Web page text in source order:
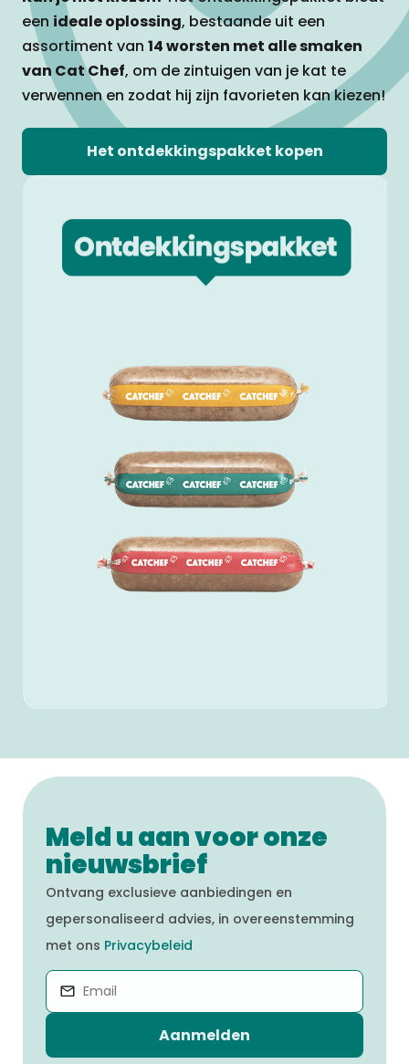
een ideale oplossing, bestaande uit een
assortiment van 14 worsten met alle smaken
van Cat Chef, om de zintuigen van je kat te
verwennen en zodat hij zijn favorieten kan kiezen!
Het ontdekkingspakket kopen
Meld u aan voor onze
nieuwsbrief
Ontvang exclusieve aanbiedingen en
gepersonaliseerd advies, in overeenstemming
met ons Privacybeleid
Aanmelden